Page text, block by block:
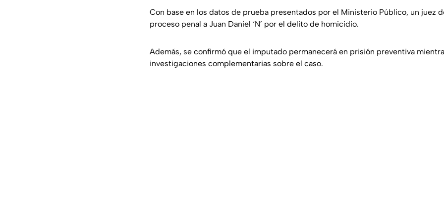
Con base en los datos de prueba presentados por el Ministerio Público, un juez
proceso penal a Juan Daniel ‘N’ por el delito de homicidio.
Además, se confirmó que el imputado permanecerá en prisión preventiva
investigaciones complementarias sobre el caso.